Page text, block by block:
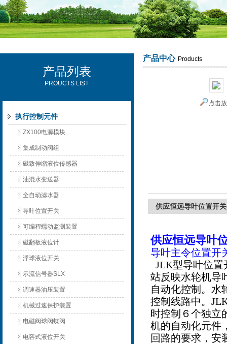
西安可雷可水电设备有限公司
产品列表
PROUCTS LIST
执行控制元件
ZX100电源模块
集成制动阀组
磁致伸缩液位传感器
油混水变送器
全自动滤水器
导叶位置开关
可编程蠕动监测装置
磁翻板液位计
浮球液位开关
示流信号器SLX
调速器油压装置
机械过速保护装置
电磁阀球阀蝶阀
电容式液位开关
产品中心 Products
点击
供应恒远导叶位置开
供应恒远导叶
导叶主令位置开
JLK型导叶位
站反映水轮机导
自动化控制。水
控制线路中。
时控制６个独立
机的自动化元件
回路的要求，安